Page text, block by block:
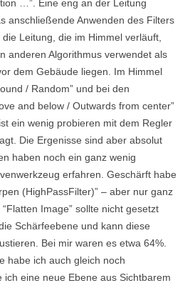
…”. Eine eng an der Leitung
anschließende Anwenden des Filters
Leitung, die im Himmel verläuft,
anderen Algorithmus verwendet als
dem Gebäude liegen. Im Himmel
/ Random” und bei den
and below / Outwards from center”
ein wenig probieren mit dem Regler
Die Ergenisse sind aber absolut
haben noch ein ganz wenig
erfahren. Geschärft habe
(HighPassFilter)” – aber nur ganz
Image” sollte nicht gesetzt
Schärfeebene und kann diese
Bei mir waren es etwa 64%.
habe ich auch gleich noch
eine neue Ebene aus Sichtbarem